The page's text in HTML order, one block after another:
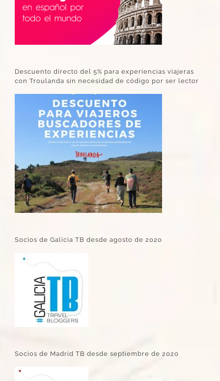
Descuento directo del 5% para experiencias viajeras
con Troulanda sin necesidad de código por ser lector
Socios de Galicia TB desde agosto de 2020
Socios de Madrid TB desde septiembre de 2020